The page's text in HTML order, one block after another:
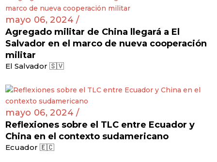
mayo 06, 2024 /
Agregado militar de China llegará a El
Salvador en el marco de nueva cooperación
militar
El Salvador 🇸🇻
mayo 06, 2024 /
Reflexiones sobre el TLC entre Ecuador y
China en el contexto sudamericano
Ecuador 🇪🇨